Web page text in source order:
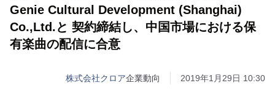
Genie Cultural Development (Shanghai)
Co.,Ltd.と 契約締結し、中国市場における保
有楽曲の配信に合意
株式会社クロア企業動向 2019年1月29日 10:30